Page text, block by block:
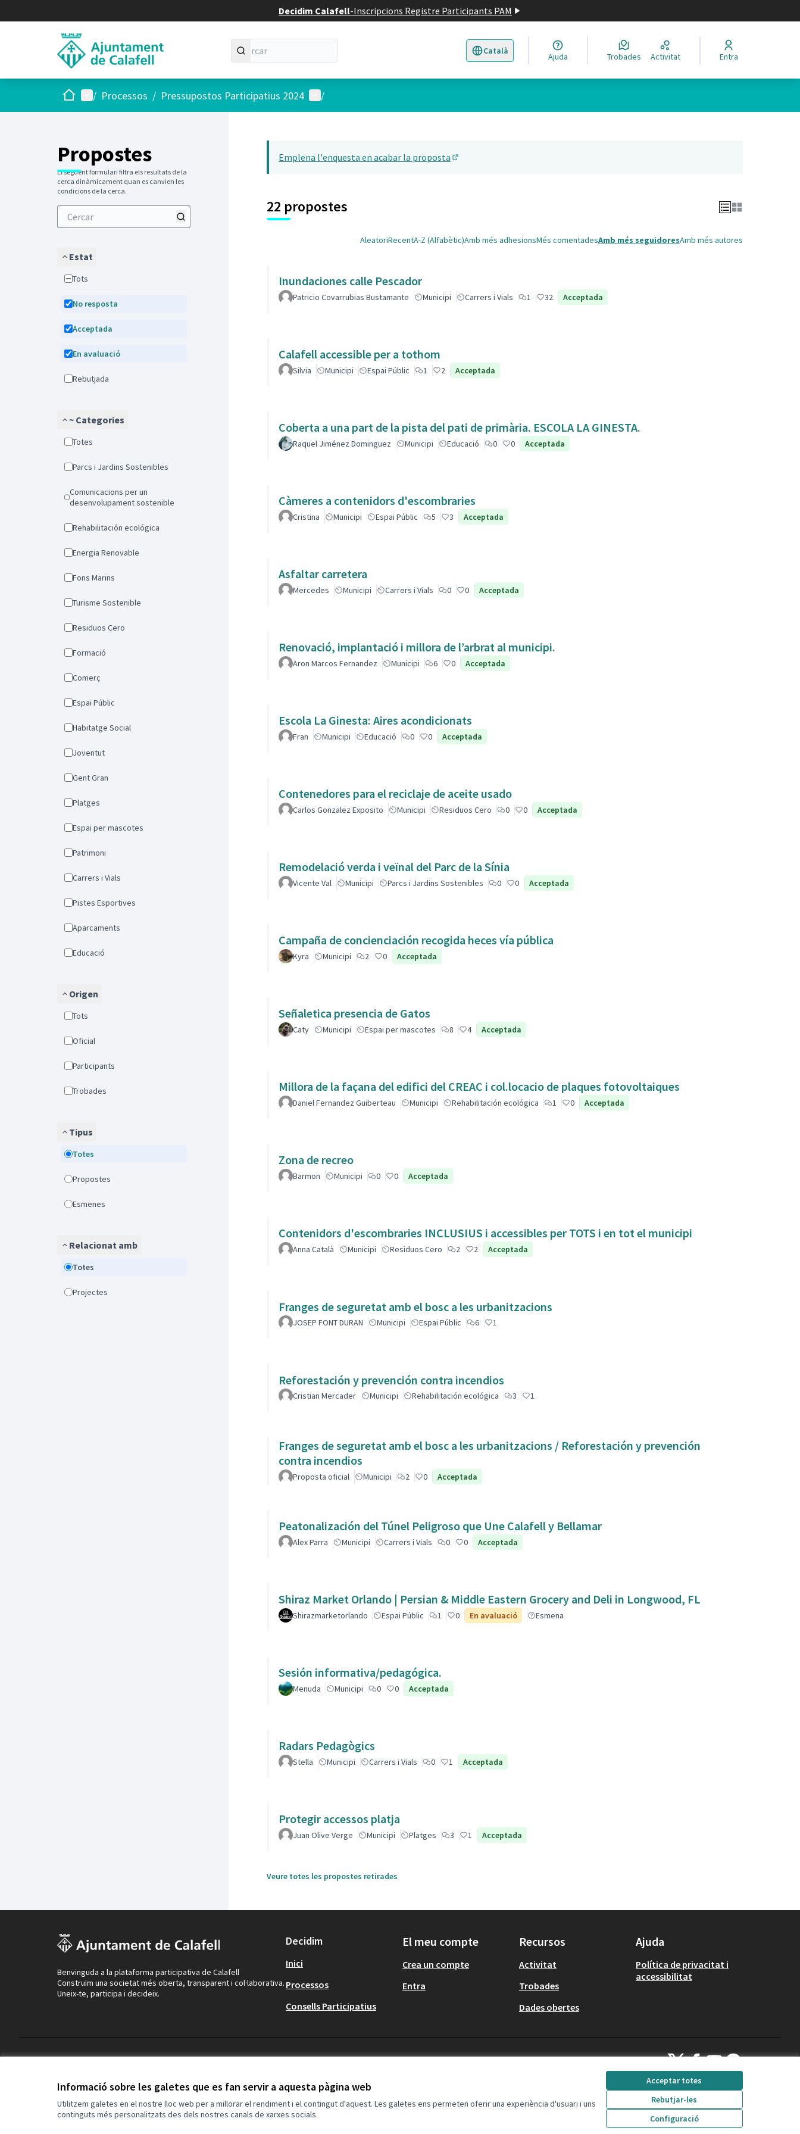
Informació sobre les galetes que es fan servir a aquesta pàgina web
Utilitzem galetes en el nostre lloc web per a millorar el rendiment i el contingut d'aquest. Les galetes ens permeten oferir una experiència d'usuari i uns
continguts més personalitzats des dels nostres canals de xarxes socials.
Acceptar totes
Rebutjar-les
Configuració
Decidim Calafell-Inscripcions Registre Participants PAM
Català
Triar la llengua Elegir el idioma
Ajuda Trobades Activitat Entra
Inici Menú principal
/ Processos / Pressupostos Participatius 2024 Menú d'usuari
/
Propostes
El següent formulari filtra els resultats de la
cerca dinàmicament quan es canvien les
condicions de la cerca.
Estat
Tots
No resposta
Acceptada
En avaluació
Rebutjada
~ Categories
Totes
Parcs i Jardins Sostenibles
Comunicacions per un
desenvolupament sostenible
Rehabilitación ecológica
Energia Renovable
Fons Marins
Turisme Sostenible
Residuos Cero
Formació
Comerç
Espai Públic
Habitatge Social
Joventut
Gent Gran
Platges
Espai per mascotes
Patrimoni
Carrers i Vials
Pistes Esportives
Aparcaments
Educació
Origen
Tots
Oficial
Participants
Trobades
Tipus
Totes
Propostes
Esmenes
Relacionat amb
Totes
Projectes
Emplena l'enquesta en acabar la proposta
22 propostes
AleatoriRecentA-Z (Alfabètic)Amb més adhesionsMés comentadesAmb més seguidoresAmb més autores
Inundaciones calle Pescador
Patricio Covarrubias Bustamante Municipi Carrers i Vials 1 32 Acceptada
Calafell accessible per a tothom
Silvia Municipi Espai Públic 1 2 Acceptada
Coberta a una part de la pista del pati de primària. ESCOLA LA GINESTA.
Raquel Jiménez Dominguez Municipi Educació 0 0 Acceptada
Càmeres a contenidors d'escombraries
Cristina Municipi Espai Públic 5 3 Acceptada
Asfaltar carretera
Mercedes Municipi Carrers i Vials 0 0 Acceptada
Renovació, implantació i millora de l’arbrat al municipi.
Aron Marcos Fernandez Municipi 6 0 Acceptada
Escola La Ginesta: Aires acondicionats
Fran Municipi Educació 0 0 Acceptada
Contenedores para el reciclaje de aceite usado
Carlos Gonzalez Exposito Municipi Residuos Cero 0 0 Acceptada
Remodelació verda i veïnal del Parc de la Sínia
Vicente Val Municipi Parcs i Jardins Sostenibles 0 0 Acceptada
Campaña de concienciación recogida heces vía pública
Kyra Municipi 2 0 Acceptada
Señaletica presencia de Gatos
Caty Municipi Espai per mascotes 8 4 Acceptada
Millora de la façana del edifici del CREAC i col.locacio de plaques fotovoltaiques
Daniel Fernandez Guiberteau Municipi Rehabilitación ecológica 1 0 Acceptada
Zona de recreo
Barmon Municipi 0 0 Acceptada
Contenidors d'escombraries INCLUSIUS i accessibles per TOTS i en tot el municipi
Anna Català Municipi Residuos Cero 2 2 Acceptada
Franges de seguretat amb el bosc a les urbanitzacions
JOSEP FONT DURAN Municipi Espai Públic 6 1
Reforestación y prevención contra incendios
Cristian Mercader Municipi Rehabilitación ecológica 3 1
Franges de seguretat amb el bosc a les urbanitzacions / Reforestación y prevención
contra incendios
Proposta oficial Municipi 2 0 Acceptada
Peatonalización del Túnel Peligroso que Une Calafell y Bellamar
Alex Parra Municipi Carrers i Vials 0 0 Acceptada
Shiraz Market Orlando | Persian & Middle Eastern Grocery and Deli in Longwood, FL
Shirazmarketorlando Espai Públic 1 0 En avaluació Esmena
Sesión informativa/pedagógica.
Menuda Municipi 0 0 Acceptada
Radars Pedagògics
Stella Municipi Carrers i Vials 0 1 Acceptada
Protegir accessos platja
Juan Olive Verge Municipi Platges 3 1 Acceptada
Veure totes les propostes retirades
Benvinguda a la plataforma participativa de Calafell
Construïm una societat més oberta, transparent i col·laborativa.
Uneix-te, participa i decideix.
Decidim
Inici
Processos
Consells Participatius
El meu compte
Crea un compte
Entra
Recursos
Activitat
Trobades
Dades obertes
Ajuda
Política de privacitat i
accessibilitat
Decidim Calafell a X
(Enllaç extern)
Decidim Calafell a Facebook
(Enllaç extern)
Decidim Calafell a YouTube
(Enllaç extern)
Decidim Calafell a
(Enllaç extern)
(Enllaç extern)
Amb llicència Creative
(Enllaç extern)